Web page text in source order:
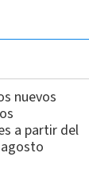
nuevos
a partir del